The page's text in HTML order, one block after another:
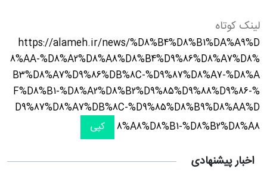
لینک کوتاه
https://alameh.ir/news/%D8%B4%D8%B1%DA%A9%D
8%AA-%D8%A2%D8%A8%D8%B4%D9%86%D8%A7%D8%
B3%D8%A7%D9%86%DB%8C-%D9%87%D8%A7-%D8%A
F%D8%B1-%D8%A2%D8%B2%D9%85%D9%88%D9%86-%
D9%87%D8%A7%DB%8C-%D9%85%D8%B9%D8%AA%D
8%A8%D8%B1-%D8%B2%D8%A8
کپی
اخبار پیشنهادی